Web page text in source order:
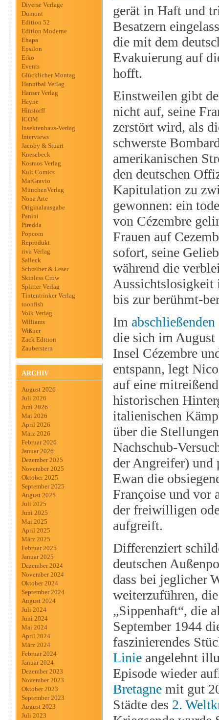
Diverse Verlage
Dumont
Edition 52
Edition Moderne
Ehapa
Epsilon
Erko
Events
Glücklicher Montag
Hannibal Verlag
Hanser Verlag
Heyne
Hinstorff
ICOM
Insektenhaus-Verlag
Interviews
Jacoby & Stuart
Knesebeck
Kosmos Verlag
Kult Comics
MarGravio
MünchenVerlag
Nona Arte
Originalausgabe
Panini
Piredda
Popcom
Reprodukt
riva Verlag
Salleck
Schreiber & Leser
Skinless Crow
Splitter Verlag
Tintentrinker Verlag
toonfish
Volk Verlag
Williams
Wißner
Zack Edition
Zauberstern
ARCHIV
August 2026
Juli 2026
Juni 2026
Mai 2026
April 2026
März 2026
Februar 2026
Januar 2026
Dezember 2025
November 2025
Oktober 2025
September 2025
August 2025
Juli 2025
Juni 2025
Mai 2025
April 2025
März 2025
Februar 2025
Januar 2025
Dezember 2024
November 2024
Oktober 2024
September 2024
August 2024
Juli 2024
Juni 2024
Mai 2024
April 2024
März 2024
Februar 2024
Januar 2024
Dezember 2023
November 2023
Oktober 2023
September 2023
August 2023
Juli 2023
gerät in Haft und
Besatzern
die mit dem
Evakuierung auf
hofft.
Einstweilen gibt
nicht auf, seine
zerstört wird, als
schwerste
amerikanischen
den deutschen
Kapitulation zu
gewonnen: ein
von Cézembre
Frauen auf
sofort, seine
während die
Aussichtslosigkeit
bis zur berühmt-
Im
die sich im
Insel Cézembre
entspann, legt
auf eine
historischen
italienischen
über die
Nachschub-
der Angreifer) und
Ewan die
Françoise und vor
der freiwilligen
aufgreift.
Differenziert
deutschen
dass bei jeglicher
weiterzuführen,
„Sippenhaft“, die
September 1944
faszinierendes
Linie angelehnt
Episode wieder
Bretagne mit gut
Städte des 2.